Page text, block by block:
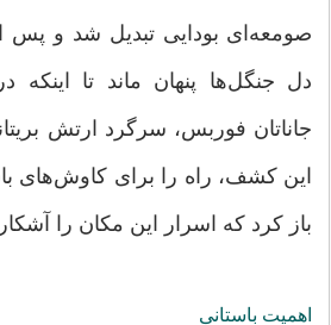
صومعه‌ای بودایی تبدیل شد و پس
جاناتان فوربس، سرگرد ارتش
این کشف، راه را برای کاوش‌های
باز کرد که اسرار این مکان را
اهمیت باستانی